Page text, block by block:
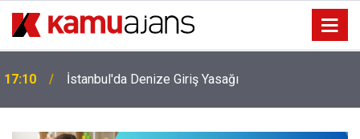
17:10 İstanbul'da Denize Giriş Yasağı